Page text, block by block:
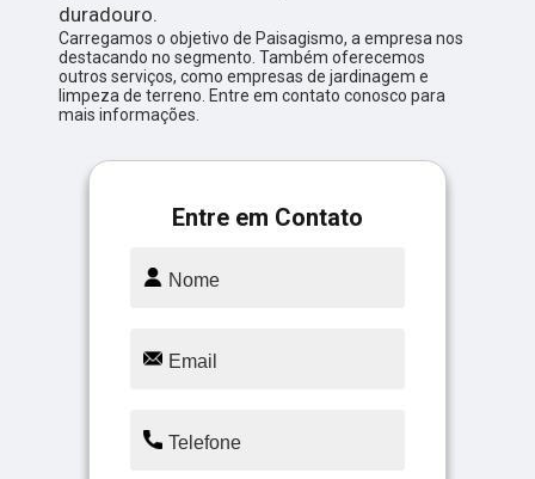
duradouro.
Carregamos o objetivo de Paisagismo, a empresa nos
destacando no segmento. Também oferecemos
outros serviços, como empresas de jardinagem e
limpeza de terreno. Entre em contato conosco para
mais informações.
Entre em Contato